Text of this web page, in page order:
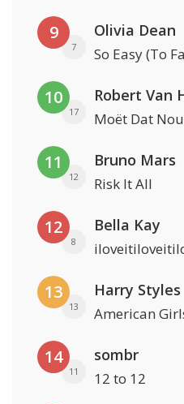
9
7
Olivia Dean
So Easy (To
10
17
Robert Van
Moët Dat Nou
11
12
Bruno Mars
Risk It All
12
8
Bella Kay
13
13
Harry Styles
American
14
11
sombr
12 to 12